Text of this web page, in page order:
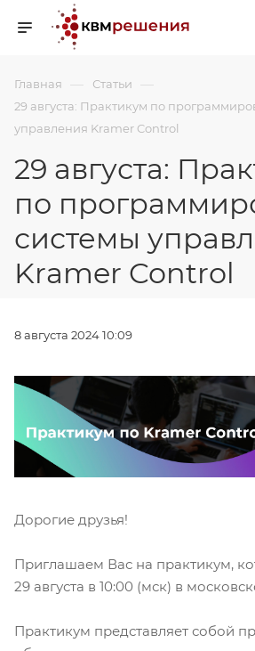
Главная — Статьи —
29 августа: Практикум по
управления Kramer Control
29 августа:
по
системы
Kramer Control
8 августа 2024 10:09
Дорогие друзья!
Приглашаем Вас на практикум,
29 августа в 10:00 (мск) в
Практикум представляет собой